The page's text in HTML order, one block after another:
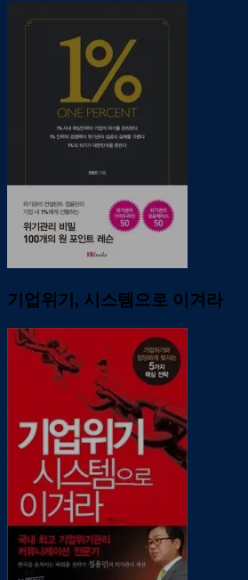
기업위기, 시스템으로 이겨라